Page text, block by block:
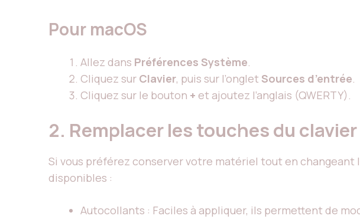
Pour macOS
Allez dans Préférences Système.
Cliquez sur Clavier, puis sur l’onglet Sources d’entrée.
Cliquez sur le bouton + et ajoutez l’anglais (QWERTY).
2. Remplacer les touches du clavier
Si vous préférez conserver votre matériel tout en
disponibles :
Autocollants : Faciles à appliquer, ils permettent de